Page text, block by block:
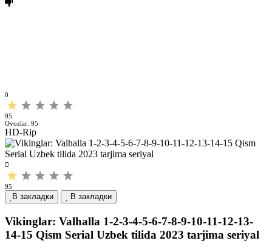
0
95
Ovozlar: 95
HD-Rip
95
В закладки В закладки
Vikinglar: Valhalla 1-2-3-4-5-6-7-8-9-10-11-12-13-
14-15 Qism Serial Uzbek tilida 2023 tarjima seriyal